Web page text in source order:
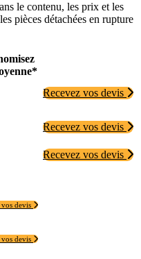
le contenu, les prix et les
pièces détachées en rupture
Recevez vos devis
Recevez vos devis
Recevez vos devis
vos devis
vos devis